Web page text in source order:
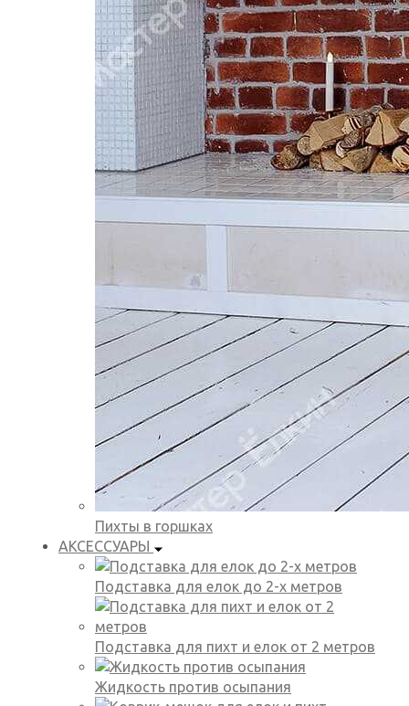
Пихты в горшках
АКСЕССУАРЫ
Подставка для елок до 2-х метров
Подставка для пихт и елок от 2 метров
Жидкость против осыпания